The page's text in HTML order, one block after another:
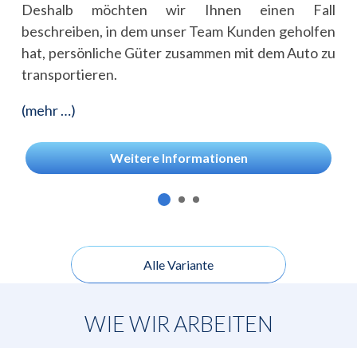
Deshalb möchten wir Ihnen einen Fall
beschreiben, in dem unser Team Kunden geholfen
hat, persönliche Güter zusammen mit dem Auto zu
transportieren.
(mehr …)
Weitere Informationen
Alle Variante
WIE WIR ARBEITEN